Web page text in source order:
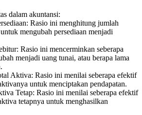
dalam akuntansi:
Rasio ini menghitung jumlah
mengubah persediaan menjadi
Rasio ini mencerminkan seberapa
menjadi uang tunai, atau berapa lama
Aktiva: Rasio ini menilai seberapa efektif
untuk menciptakan pendapatan.
Tetap: Rasio ini menilai seberapa efektif
tetapnya untuk menghasilkan